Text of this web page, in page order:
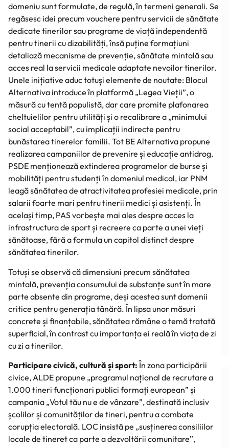
domeniu sunt formulate, de regulă, în termeni generali. Se
regăsesc idei precum vouchere pentru servicii de sănătate
dedicate tinerilor sau programe de viață independentă
pentru tinerii cu dizabilități, însă puține formațiuni
detaliază mecanisme de prevenție, sănătate mintală sau
acces real la servicii medicale adaptate nevoilor tinerilor.
Unele inițiative aduc totuși elemente de noutate: Blocul
Alternativa introduce în platformă „Legea Vieții”, o
măsură cu tentă populistă, dar care promite plafonarea
cheltuielilor pentru utilități și o recalibrare a „minimului
social acceptabil”, cu implicații indirecte pentru
bunăstarea tinerelor familii. Tot BE Alternativa propune
realizarea campaniilor de prevenire și educație antidrog.
PSDE menționează extinderea programelor de burse și
mobilități pentru studenți în domeniul medical, iar PNM
leagă sănătatea de atractivitatea profesiei medicale, prin
salarii foarte mari pentru tinerii medici și asistenți. În
același timp, PAS vorbește mai ales despre acces la
infrastructura de sport și recreere ca parte a unei vieți
sănătoase, fără a formula un capitol distinct despre
sănătatea tinerilor.
Totuși se observă că dimensiuni precum sănătatea
mintală, prevenția consumului de substanțe sunt în mare
parte absente din programe, deși acestea sunt domenii
critice pentru generația tânără. În lipsa unor măsuri
concrete și finanțabile, sănătatea rămâne o temă tratată
superficial, în contrast cu importanța ei reală în viața de zi
cu zi a tinerilor.
Participare civică, cultură și sport:În zona participării
civice, ALDE propune „programul național de recrutare a
1.000 tineri funcționari publici formați european” și
campania „Votul tău nu e de vânzare”, destinată inclusiv
școlilor și comunităților de tineri, pentru a combate
corupția electorală. LOC insistă pe „susținerea consiliilor
locale de tineret ca parte a dezvoltării comunitare”,